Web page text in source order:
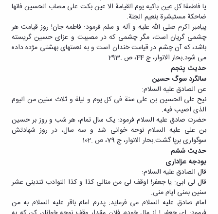
یا فاطمة! کل عین باکیه یوم القیامة الا عین بکت علی مصاب الحسین فانها
ضاحکة مستبشرة بنعیم الجنة.
پیامبر اکرم صلی الله علیه و آله و سلم فرمود: فاطمه جان! روز قیامت هر
چشمی گریان است، مگر چشمی که در مصیبت و عزای حسین گریسته
باشد، که آن چشم در قیامت خندان است و به نعمتهای بهشتی مژده داده
می شود.بحار الانوار، ج 44، ص .293
حدیث پنجم
سالگرد سوگ حسین
عن الصادق علیه السلام:
نیح علی الحسین بن علی سنة فی کل یوم و لیلة و ثلاث سنین من الیوم
الذی اصیب فیه.
حضرت صادق علیه السلام فرمود: یک سال تمام، هر شب و روز بر حسین
بن علی علیه السلام نوحه خوانی شد و سه سال، در روز شهادتش
سوگواری برپا گشت.بحار الانوار، ج 79، ص .102
حدیث ششم
بودجه عزاداری
قال الصادق علیه السلام:
قال لی ابی: یا جعفر! اوقف لی من منالی کذا و کذا النوادب تندبنی عشر
سنین بمنی ایام منی.
امام صادق علیه السلام می فرماید: پدرم امام باقر علیه السلام به من